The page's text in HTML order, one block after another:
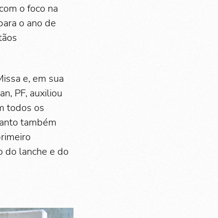
o foco na
o ano de
e, em sua
PF, auxiliou
todos os
também
do lanche e do